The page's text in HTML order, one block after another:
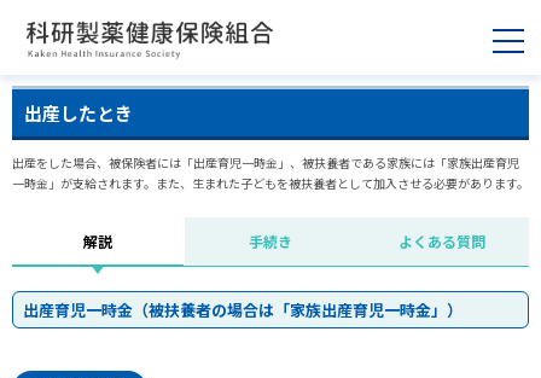
出産したとき
出産をした場合、被保険者には「出産育児一時金」、被扶養者である家族には「家族出産育児
一時金」が支給されます。また、生まれた子どもを被扶養者として加入させる必要があります。
解説 手続き よくある質問
出産育児一時金（被扶養者の場合は「家族出産育児一時金」）